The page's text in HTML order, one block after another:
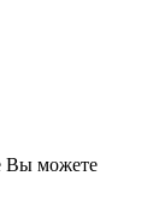
Вы можете